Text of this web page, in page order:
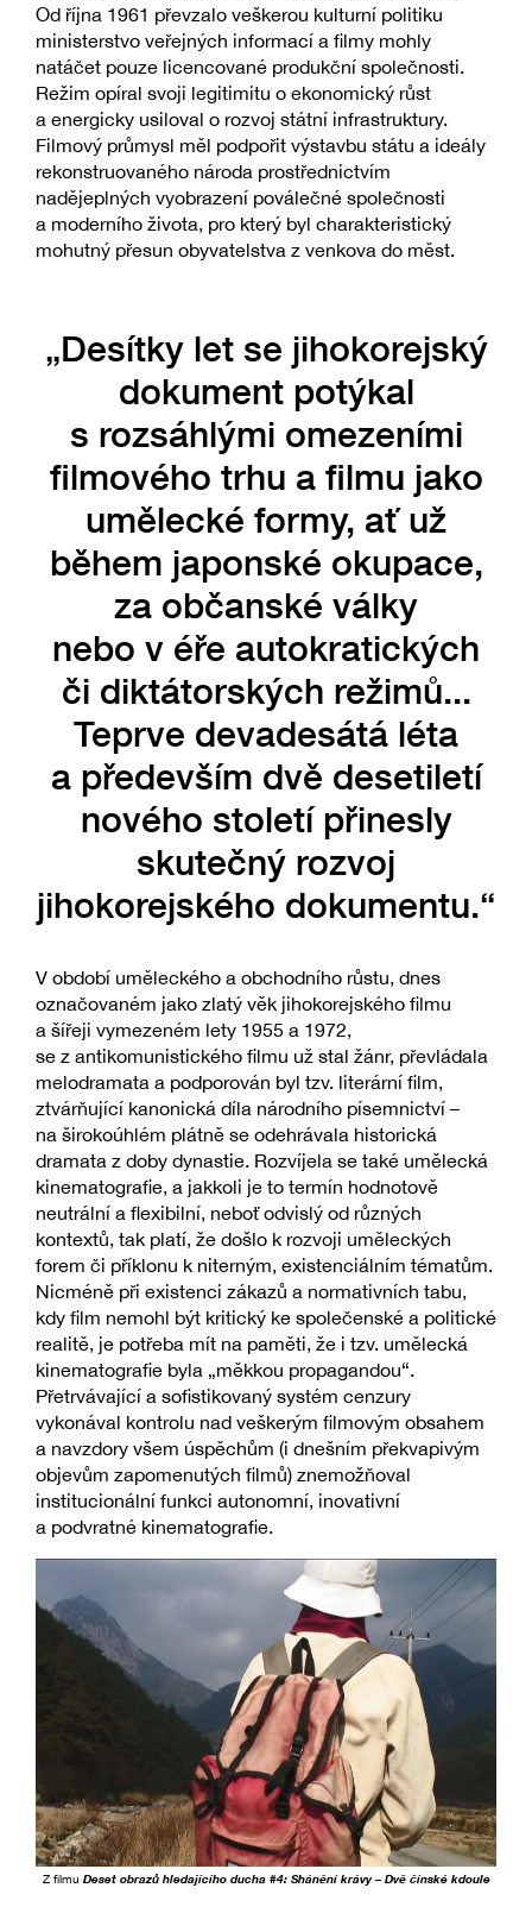
Od října 1961 převzalo veškerou kulturní politiku
ministerstvo veřejných informací a filmy mohly
natáčet pouze licencované produkční společnosti.
Režim opíral svoji legitimitu o ekonomický růst
a energicky usiloval o rozvoj státní infrastruktury.
Filmový průmysl měl podpořit výstavbu státu a ideály
rekonstruovaného národa prostřednictvím
nadějeplných vyobrazení poválečné společnosti
a moderního života, pro který byl charakteristický
mohutný přesun obyvatelstva z venkova do měst.
„Desítky let se jihokorejský
dokument potýkal
s rozsáhlými omezeními
filmového trhu a filmu jako
umělecké formy, ať už
během japonské okupace,
za občanské války
nebo v éře autokratických
či diktátorských režimů...
Teprve devadesátá léta
a především dvě desetiletí
nového století přinesly
skutečný rozvoj
jihokorejského dokumentu.“
V období uměleckého a obchodního růstu, dnes
označovaném jako zlatý věk jihokorejského filmu
a šířeji vymezeném lety 1955 a 1972,
se z antikomunistického filmu už stal žánr, převládala
melodramata a podporován byl tzv. literární film,
ztvárňující kanonická díla národního písemnictví –
na širokoúhlém plátně se odehrávala historická
dramata z doby dynastie. Rozvíjela se také umělecká
kinematografie, a jakkoli je to termín hodnotově
neutrální a flexibilní, neboť odvislý od různých
kontextů, tak platí, že došlo k rozvoji uměleckých
forem či příklonu k niterným, existenciálním tématům.
Nicméně při existenci zákazů a normativních tabu,
kdy film nemohl být kritický ke společenské a politické
realitě, je potřeba mít na paměti, že i tzv. umělecká
kinematografie byla „měkkou propagandou“.
Přetrvávající a sofistikovaný systém cenzury
vykonával kontrolu nad veškerým filmovým obsahem
a navzdory všem úspěchům (i dnešním překvapivým
objevům zapomenutých filmů) znemožňoval
institucionální funkci autonomní, inovativní
a podvratné kinematografie.
Z filmu Deset obrazů hledajícího ducha #4: Shánění krávy – Dvě čínské kdoule